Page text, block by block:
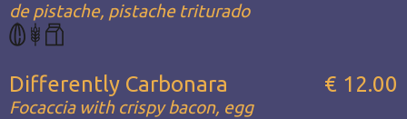
de pistache, pistache triturado
Differently Carbonara
Focaccia with crispy bacon, egg
€ 12.00